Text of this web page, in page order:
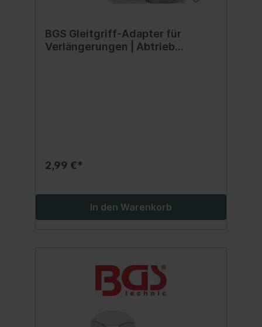
BGS Gleitgriff-Adapter für
Verlängerungen | Abtrieb
2,99 €*
In den Warenkorb